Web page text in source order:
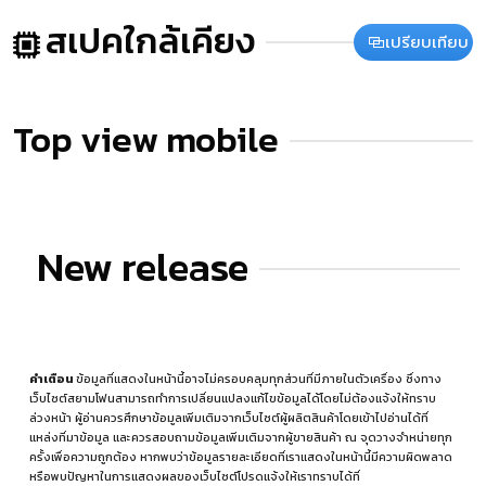
สเปคใกล้เคียง เปรียบเทียบ
Top view mobile
New release
คำเตือนข้อมูลที่แสดงในหน้านี้อาจไม่ครอบคลุมทุกส่วนที่มีภายในตัวเครื่อง ซึ่งทาง
เว็บไซต์สยามโฟนสามารถทำการเปลี่ยนแปลงแก้ไขข้อมูลได้โดยไม่ต้องแจ้งให้ทราบ
ล่วงหน้า ผู้อ่านควรศึกษาข้อมูลเพิ่มเติมจากเว็บไซต์ผู้ผลิตสินค้าโดยเข้าไปอ่านได้ที่
แหล่งที่มาข้อมูล และควรสอบถามข้อมูลเพิ่มเติมจากผู้ขายสินค้า ณ จุดวางจำหน่ายทุก
ครั้งเพื่อความถูกต้อง หากพบว่าข้อมูลรายละเอียดที่เราแสดงในหน้านี้มีความผิดพลาด
หรือพบปัญหาในการแสดงผลของเว็บไซต์โปรดแจ้งให้เราทราบได้ที่